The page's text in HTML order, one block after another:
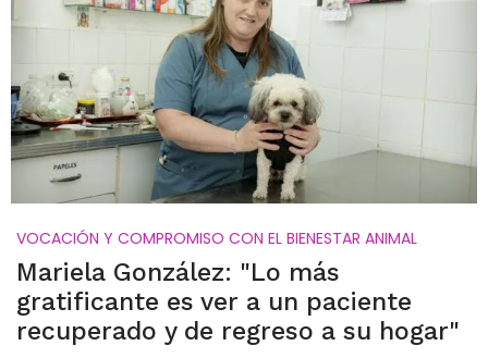
VOCACIÓN Y COMPROMISO CON EL BIENESTAR ANIMAL
Mariela González: "Lo más
gratificante es ver a un paciente
recuperado y de regreso a su hogar"